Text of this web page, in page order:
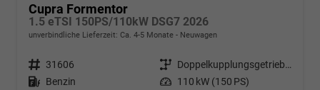
Cupra Formentor
1.5 eTSI 150PS/110kW DSG7 2026
unverbindliche Lieferzeit: Ca. 4-5 Monate Neuwagen
Fahrzeugnr. 31606 Getriebe
Doppelkupplungsgetriebe (DSG)
Kraftstoff Benzin Leistung 110 kW (150 PS)